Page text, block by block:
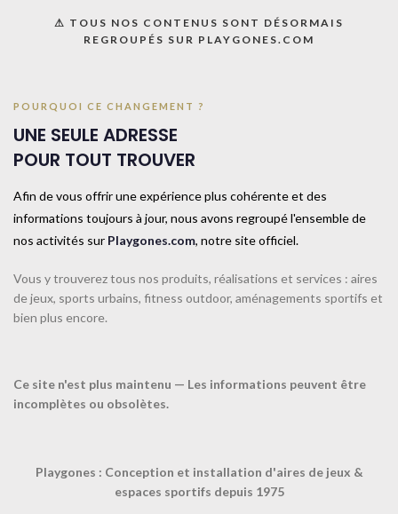
⚠ TOUS NOS CONTENUS SONT DÉSORMAIS
REGROUPÉS SUR PLAYGONES.COM
POURQUOI CE CHANGEMENT ?
UNE SEULE ADRESSE
POUR TOUT TROUVER
Afin de vous offrir une expérience plus cohérente et des
informations toujours à jour, nous avons regroupé l'ensemble de
nos activités sur Playgones.com, notre site officiel.
Vous y trouverez tous nos produits, réalisations et services : aires
de jeux, sports urbains, fitness outdoor, aménagements sportifs et
bien plus encore.
Ce site n'est plus maintenu — Les informations peuvent être
incomplètes ou obsolètes.
Playgones : Conception et installation d'aires de jeux &
espaces sportifs depuis 1975
099375
Matériel scolaire
TAILLE
COULEUR
CONTACTEZ-NOUS